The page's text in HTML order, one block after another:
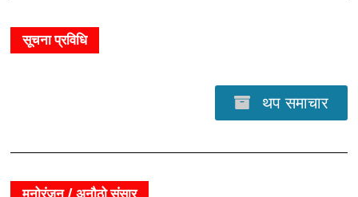
सूचना प्रविधि
थप समाचार
मनोरंजन / अनौठो संसार